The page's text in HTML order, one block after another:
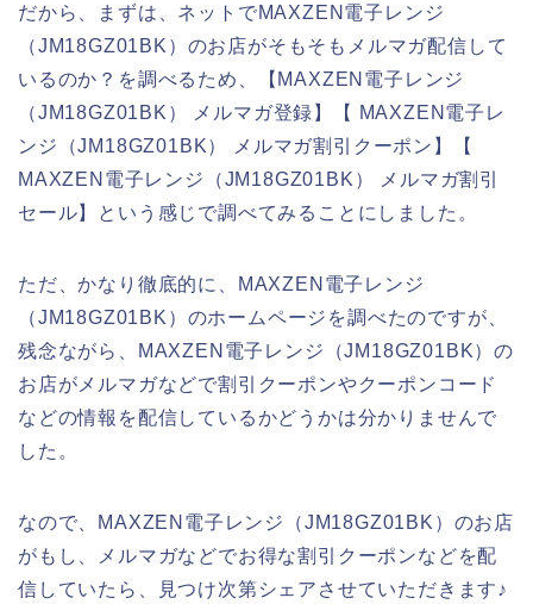
だから、まずは、ネットでMAXZEN電子レンジ
（JM18GZ01BK）のお店がそもそもメルマガ配信して
いるのか？を調べるため、【MAXZEN電子レンジ
（JM18GZ01BK） メルマガ登録】【 MAXZEN電子レ
ンジ（JM18GZ01BK） メルマガ割引クーポン】【
MAXZEN電子レンジ（JM18GZ01BK） メルマガ割引
セール】という感じで調べてみることにしました。
ただ、かなり徹底的に、MAXZEN電子レンジ
（JM18GZ01BK）のホームページを調べたのですが、
残念ながら、MAXZEN電子レンジ（JM18GZ01BK）の
お店がメルマガなどで割引クーポンやクーポンコード
などの情報を配信しているかどうかは分かりませんで
した。
なので、MAXZEN電子レンジ（JM18GZ01BK）のお店
がもし、メルマガなどでお得な割引クーポンなどを配
信していたら、見つけ次第シェアさせていただきます♪